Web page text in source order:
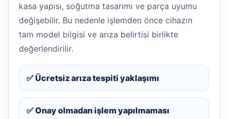
kasa yapısı, soğutma tasarımı ve parça uyumu
değişebilir. Bu nedenle işlemden önce cihazın
tam model bilgisi ve arıza belirtisi birlikte
değerlendirilir.
✅ Ücretsiz arıza tespiti yaklaşımı
✅ Onay olmadan işlem yapılmaması